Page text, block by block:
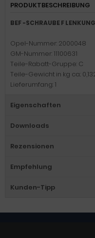
PRODUKTBESCHREIBUNG
BEF -SCHRAUBE F
Opel-Nummer: 2000048
GM-Nummer: 11100631
Teile-Rabatt-Gruppe: C
Teile-Gewicht in kg ca.:
Lieferumfang: 1
Eigenschaften
Downloads
Rezensionen
Empfehlung
Kunden-Tipp